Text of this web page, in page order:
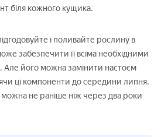
біля кожного кущика.
і поливайте рослину в
забезпечити її всіма необхідними
Але його можна замінити настоєм
ці компоненти до середини липня.
можна не раніше ніж через два роки